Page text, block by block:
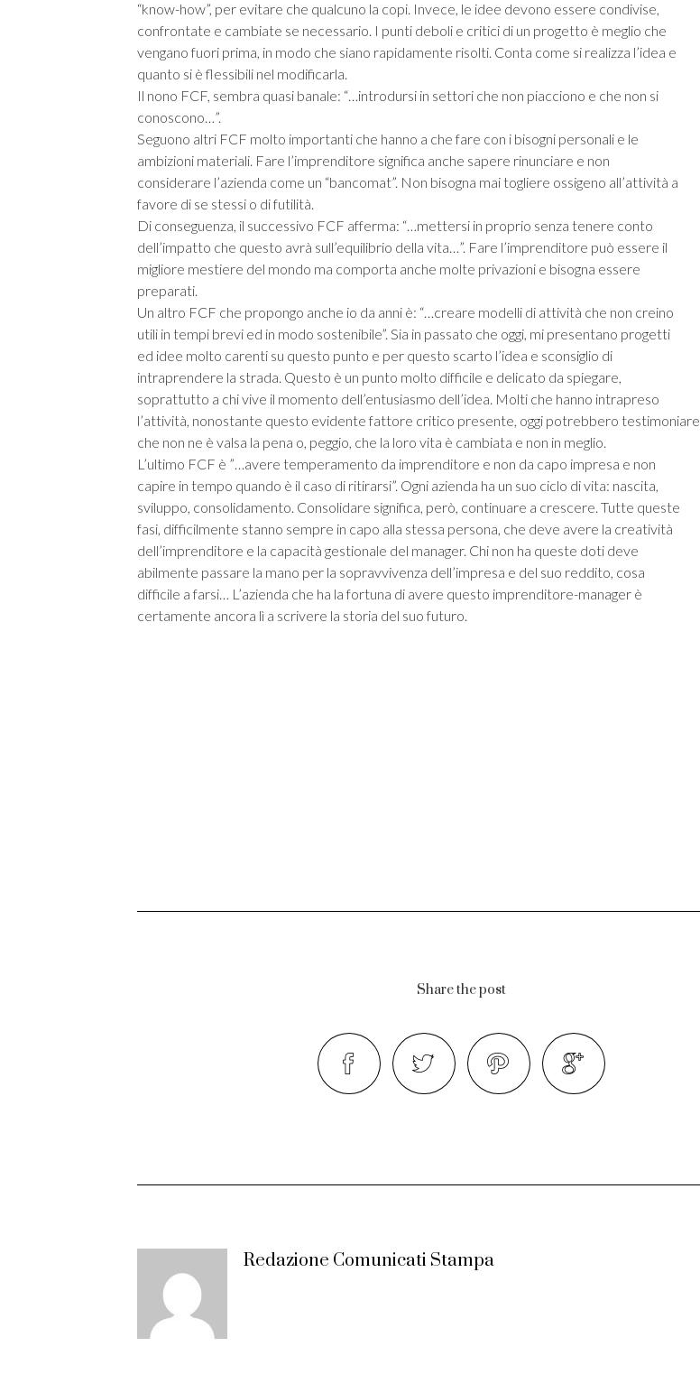
“know-how”, per evitare che qualcuno la copi. Invece, le idee devono essere condivise,
confrontate e cambiate se necessario. I punti deboli e critici di un progetto è meglio che
vengano fuori prima, in modo che siano rapidamente risolti. Conta come si realizza l’idea e
quanto si è flessibili nel modificarla.
Il nono FCF, sembra quasi banale: “…introdursi in settori che non piacciono e che non si
conoscono…”.
Seguono altri FCF molto importanti che hanno a che fare con i bisogni personali e le
ambizioni materiali. Fare l’imprenditore significa anche sapere rinunciare e non
considerare l’azienda come un “bancomat”. Non bisogna mai togliere ossigeno all’attività a
favore di se stessi o di futilità.
Di conseguenza, il successivo FCF afferma: “…mettersi in proprio senza tenere conto
dell’impatto che questo avrà sull’equilibrio della vita…”. Fare l’imprenditore può essere il
migliore mestiere del mondo ma comporta anche molte privazioni e bisogna essere
preparati.
Un altro FCF che propongo anche io da anni è: “…creare modelli di attività che non creino
utili in tempi brevi ed in modo sostenibile”. Sia in passato che oggi, mi presentano progetti
ed idee molto carenti su questo punto e per questo scarto l’idea e sconsiglio di
intraprendere la strada. Questo è un punto molto difficile e delicato da spiegare,
soprattutto a chi vive il momento dell’entusiasmo dell’idea. Molti che hanno intrapreso
l’attività, nonostante questo evidente fattore critico presente, oggi potrebbero testimoniare
che non ne è valsa la pena o, peggio, che la loro vita è cambiata e non in meglio.
L’ultimo FCF è ”…avere temperamento da imprenditore e non da capo impresa e non
capire in tempo quando è il caso di ritirarsi”. Ogni azienda ha un suo ciclo di vita: nascita,
sviluppo, consolidamento. Consolidare significa, però, continuare a crescere. Tutte queste
fasi, difficilmente stanno sempre in capo alla stessa persona, che deve avere la creatività
dell’imprenditore e la capacità gestionale del manager. Chi non ha queste doti deve
abilmente passare la mano per la sopravvivenza dell’impresa e del suo reddito, cosa
difficile a farsi… L’azienda che ha la fortuna di avere questo imprenditore-manager è
certamente ancora lì a scrivere la storia del suo futuro.
Share the post
Redazione Comunicati Stampa